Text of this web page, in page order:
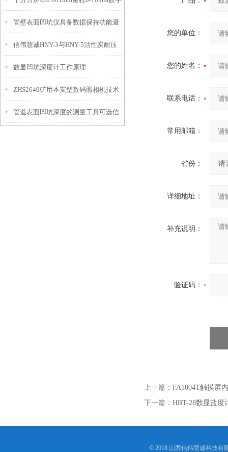
10mm！
埋头度仪技术参数！
管壁表面凹坑仪具备数据保持功能避
免测试过程中测针移动导致数据变动
信伟慧诚HNY-3与HNY-5活性炭耐压
强度测定仪技术参数！
数显凹坑深度计工作原理
ZHS2640矿用本安型数码照相机技术
参数！
管道表面凹坑深度的测量工具可选信
您的单位：
您的姓名：
联系电话：
常用邮箱：
省份：
详细地址：
补充说明：
验证码：
上一篇： FA1004T触摸屏
下一篇： HBT-28数显盐度
© 2018 山西信伟慧诚科技有